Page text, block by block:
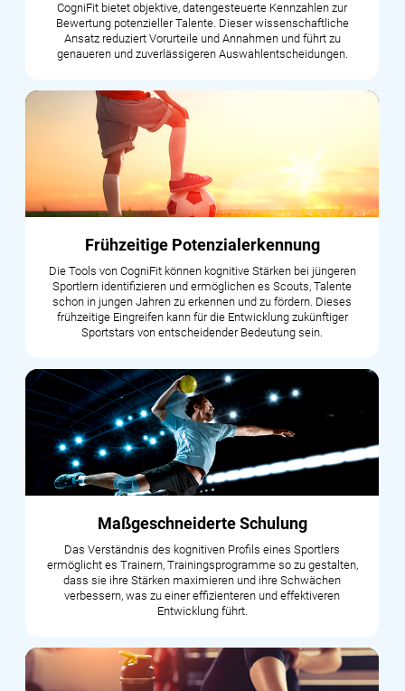
CogniFit bietet objektive, datengesteuerte Kennzahlen zur
Bewertung potenzieller Talente. Dieser wissenschaftliche
Ansatz reduziert Vorurteile und Annahmen und führt zu
genaueren und zuverlässigeren Auswahlentscheidungen.
Frühzeitige Potenzialerkennung
Die Tools von CogniFit können kognitive Stärken bei jüngeren
Sportlern identifizieren und ermöglichen es Scouts, Talente
schon in jungen Jahren zu erkennen und zu fördern. Dieses
frühzeitige Eingreifen kann für die Entwicklung zukünftiger
Sportstars von entscheidender Bedeutung sein.
Maßgeschneiderte Schulung
Das Verständnis des kognitiven Profils eines Sportlers
ermöglicht es Trainern, Trainingsprogramme so zu gestalten,
dass sie ihre Stärken maximieren und ihre Schwächen
verbessern, was zu einer effizienteren und effektiveren
Entwicklung führt.